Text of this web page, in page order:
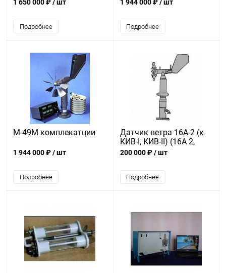
1 650 000 ₽/ шт
Подробнее
1 944 000 ₽/ шт
Подробнее
М-49М комплекатции
1 944 000 ₽/ шт
Подробнее
Датчик ветра 16А-2 (к
КИВ-I, КИВ-II) (16А 2,
16А2)
200 000 ₽/ шт
Подробнее